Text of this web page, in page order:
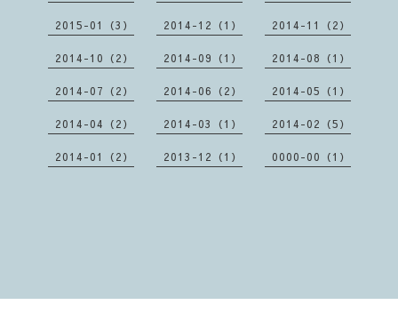
2015-01（3） 2014-12（1） 2014-11（2）
2014-10（2） 2014-09（1） 2014-08（1）
2014-07（2） 2014-06（2） 2014-05（1）
2014-04（2） 2014-03（1） 2014-02（5）
2014-01（2） 2013-12（1） 0000-00（1）